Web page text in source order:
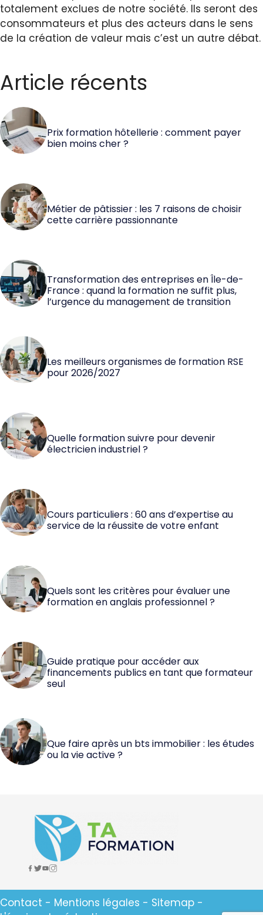
totalement exclues de notre société. Ils seront des
consommateurs et plus des acteurs dans le sens
de la création de valeur mais c’est un autre débat.
Article récents
Prix formation hôtellerie : comment payer
bien moins cher ?
Métier de pâtissier : les 7 raisons de choisir
cette carrière passionnante
Transformation des entreprises en Île-de-
France : quand la formation ne suffit plus,
l’urgence du management de transition
Les meilleurs organismes de formation RSE
pour 2026/2027
Quelle formation suivre pour devenir
électricien industriel ?
Cours particuliers : 60 ans d’expertise au
service de la réussite de votre enfant
Quels sont les critères pour évaluer une
formation en anglais professionnel ?
Guide pratique pour accéder aux
financements publics en tant que formateur
seul
Que faire après un bts immobilier : les études
ou la vie active ?
Contact - Mentions légales - Sitemap -